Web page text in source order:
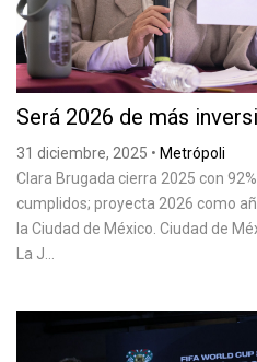
Será 2026 de más
31 diciembre, 2025 • Metrópoli
Clara Brugada cierra 2025 con
cumplidos; proyecta 2026 como
la Ciudad de México. Ciudad de
La J...